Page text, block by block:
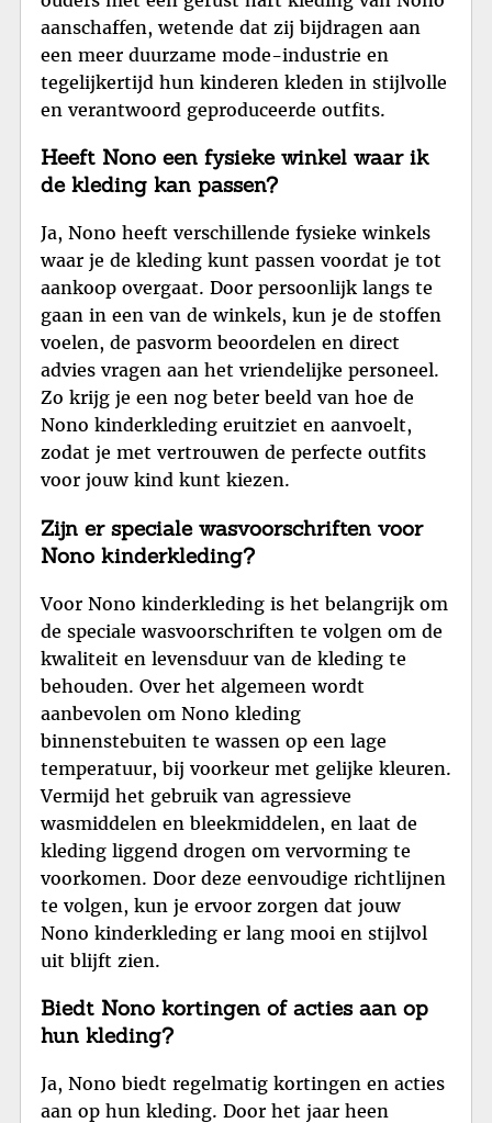
aanschaffen, wetende dat zij bijdragen aan
een meer duurzame mode-industrie en
tegelijkertijd hun kinderen kleden in stijlvolle
en verantwoord geproduceerde outfits.
Heeft Nono een fysieke winkel waar ik
de kleding kan passen?
Ja, Nono heeft verschillende fysieke winkels
waar je de kleding kunt passen voordat je tot
aankoop overgaat. Door persoonlijk langs te
gaan in een van de winkels, kun je de stoffen
voelen, de pasvorm beoordelen en direct
advies vragen aan het vriendelijke personeel.
Zo krijg je een nog beter beeld van hoe de
Nono kinderkleding eruitziet en aanvoelt,
zodat je met vertrouwen de perfecte outfits
voor jouw kind kunt kiezen.
Zijn er speciale wasvoorschriften voor
Nono kinderkleding?
Voor Nono kinderkleding is het belangrijk om
de speciale wasvoorschriften te volgen om de
kwaliteit en levensduur van de kleding te
behouden. Over het algemeen wordt
aanbevolen om Nono kleding
binnenstebuiten te wassen op een lage
temperatuur, bij voorkeur met gelijke kleuren.
Vermijd het gebruik van agressieve
wasmiddelen en bleekmiddelen, en laat de
kleding liggend drogen om vervorming te
voorkomen. Door deze eenvoudige richtlijnen
te volgen, kun je ervoor zorgen dat jouw
Nono kinderkleding er lang mooi en stijlvol
uit blijft zien.
Biedt Nono kortingen of acties aan op
hun kleding?
Ja, Nono biedt regelmatig kortingen en acties
aan op hun kleding. Door het jaar heen